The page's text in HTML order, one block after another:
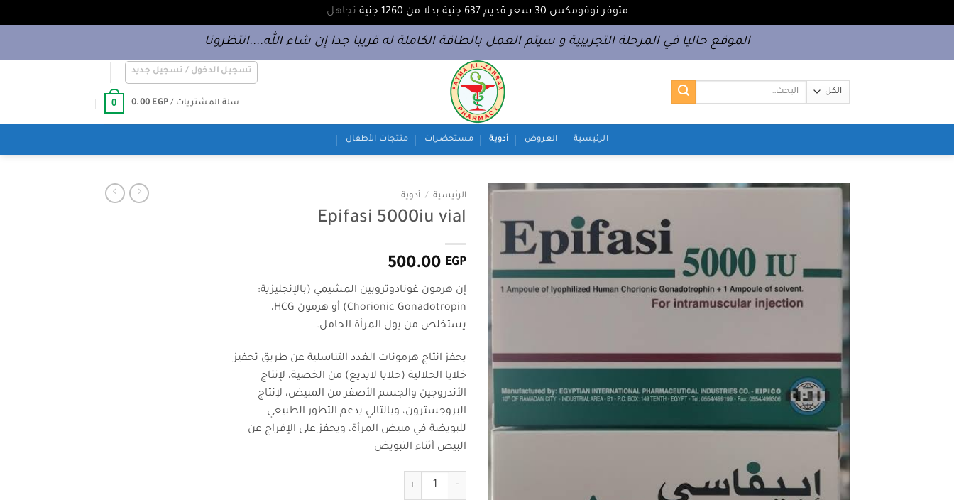
متوفر نوفومكس 30 سعر قديم 637 جنية بدلا من 1260 جنية
تجاهل
الموقع حاليا في المرحلة التجريبية و سيتم العمل بالطاقة الكاملة له قريبا جدا إن شاء الله....انتظرونا
البحث
تسجيل الدخول / تسجيل جديد
سلة المشتريات / 0.00 EGP
0
الرئيسية العروض أدوية مستحضرات منتجات الأطفال
الرئيسية / أدوية
Epifasi 5000iu vial
500.00 EGP
إن هرمون غونادوتروبين المشيمي (بالإنجليزية:
Chorionic Gonadotropin) أو هرمون HCG،
يستخلص من بول المرأة الحامل.
يحفز انتاج هرمونات الغدد التناسلية عن طريق تحفيز
خلايا الخلالية (خلايا لايديغ) من الخصية، لإنتاج
الأندروجين والجسم الأصفر من المبيض، لإنتاج
البروجسترون، وبالتالي يدعم التطور الطبيعي
للبويضة في مبيض المرأة، ويحفز على الإفراج عن
البيض أثناء التبويض